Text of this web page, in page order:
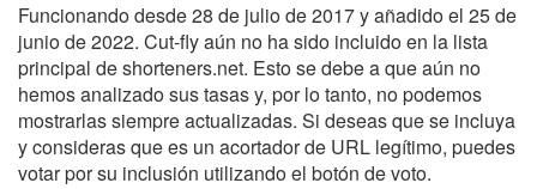
Funcionando desde 28 de julio de 2017 y añadido el 25 de
junio de 2022. Cut-fly aún no ha sido incluido en la lista
principal de shorteners.net. Esto se debe a que aún no
hemos analizado sus tasas y, por lo tanto, no podemos
mostrarlas siempre actualizadas. Si deseas que se incluya
y consideras que es un acortador de URL legítimo, puedes
votar por su inclusión utilizando el botón de voto.